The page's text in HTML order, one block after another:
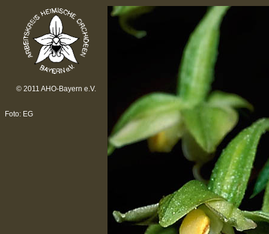
© 2011 AHO-Bayern e.V.
Foto: EG